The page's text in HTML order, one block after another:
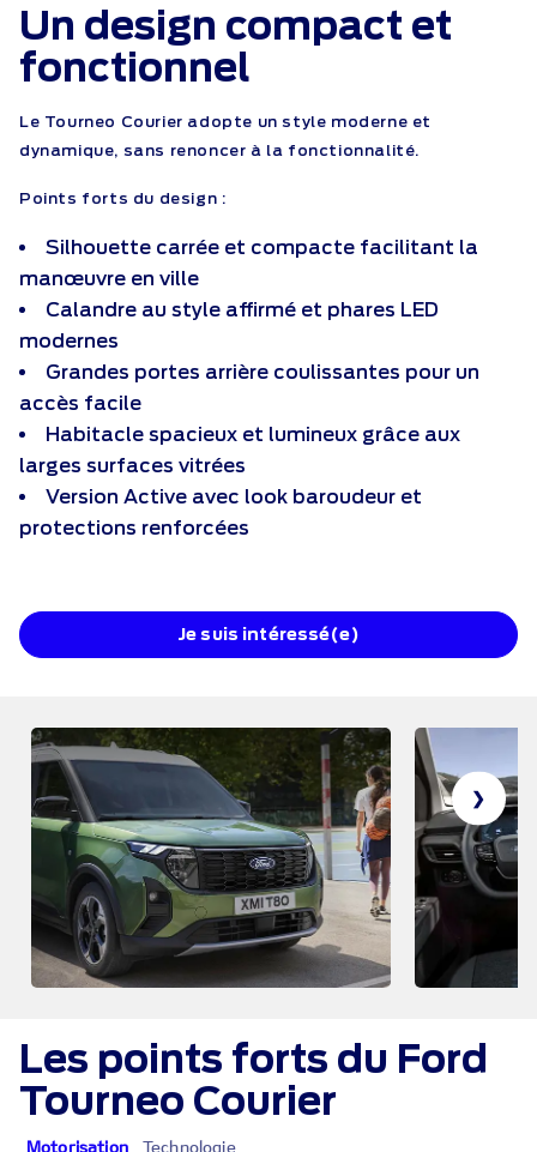
Un design compact et
fonctionnel
Le Tourneo Courier adopte un style moderne et
dynamique, sans renoncer à la fonctionnalité.
Points forts du design :
Silhouette carrée et compacte facilitant la
manœuvre en ville
Calandre au style affirmé et phares LED
modernes
Grandes portes arrière coulissantes pour un
accès facile
Habitacle spacieux et lumineux grâce aux
larges surfaces vitrées
Version Active avec look baroudeur et
protections renforcées
Je suis intéressé(e)
❯
Les points forts du Ford
Tourneo Courier
Motorisation Technologie